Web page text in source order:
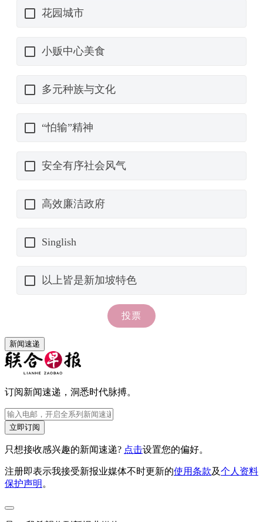
新闻速递
订阅新闻速递，洞悉时代脉搏。
立即订阅
只想接收感兴趣的新闻速递? 点击设置您的偏好。
注册即表示我接受新报业媒体不时更新的使用条款及个人资料
保护声明 。